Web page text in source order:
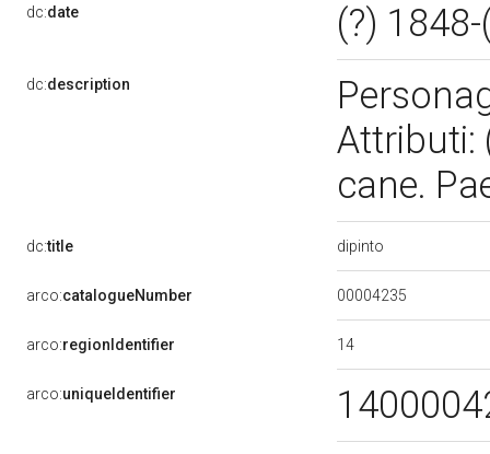
dc:date (?)
dc:description
Attributi:
cane.
dc:title dipinto
arco:catalogueNumber 00004235
arco:regionIdentifier 14
arco:uniqueIdentifier